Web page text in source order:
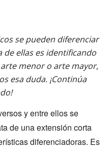
se pueden diferenciar
ellas es identificando
menor o arte mayor,
esa duda. ¡Continúa
y entre ellos se
de una extensión corta
diferenciadoras. Es